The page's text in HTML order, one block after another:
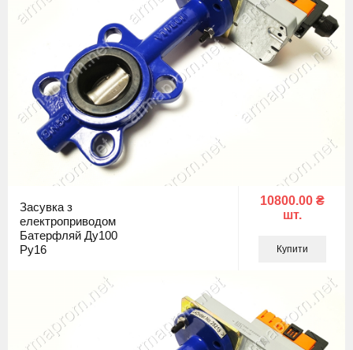
Засувка з
електроприводом
Батерфляй Ду100
Ру16
10800.00 ₴
шт.
Купити